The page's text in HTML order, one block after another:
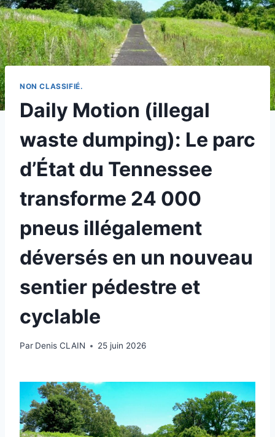
NON CLASSIFIÉ.
Daily Motion (illegal
waste dumping): Le parc
d’État du Tennessee
transforme 24 000
pneus illégalement
déversés en un nouveau
sentier pédestre et
cyclable
Par Denis CLAIN 25 juin 2026